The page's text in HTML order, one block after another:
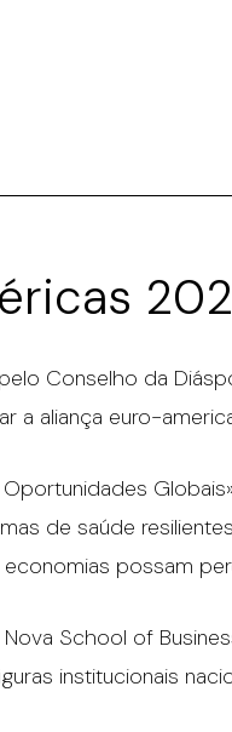
Conselho da
a aliança euro-
de saúde
possam
School of
institucionais